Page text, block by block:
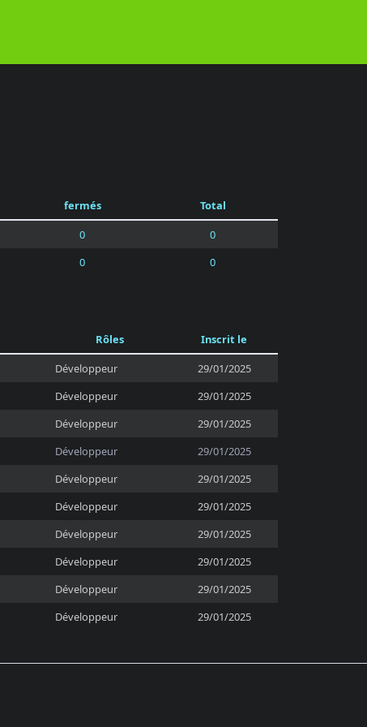
fermés
Total
0
0
0 0
Rôles
Inscrit le
Développeur
29/01/2025
Développeur
29/01/2025
Développeur
29/01/2025
Développeur
29/01/2025
Développeur
29/01/2025
Développeur
29/01/2025
Développeur
29/01/2025
Développeur
29/01/2025
Développeur
29/01/2025
Développeur 29/01/2025